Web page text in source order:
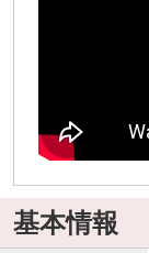
基本情報